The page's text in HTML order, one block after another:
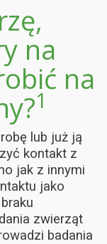
na
na
1
lub już ją
kontakt z
jak z innymi
jako
zwierząt
badania